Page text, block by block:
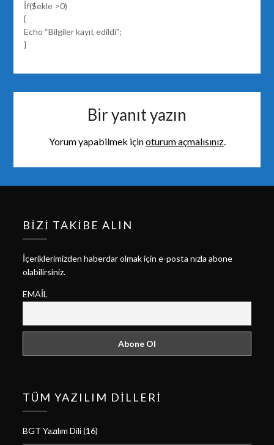
İf($ekle >0)
{
Echo “Bilgiler kayıt edildi”;
}
Bir yanıt yazın
Yorum yapabilmek içinoturum açmalısınız.
BIZI TAKIBE ALIN
İçeriklerimizden haberdar olmak için e-posta nızla abone
olabilirsiniz.
EMAIL
TÜM YAZILIM DILLERI
BGT Yazılım Dili(16)